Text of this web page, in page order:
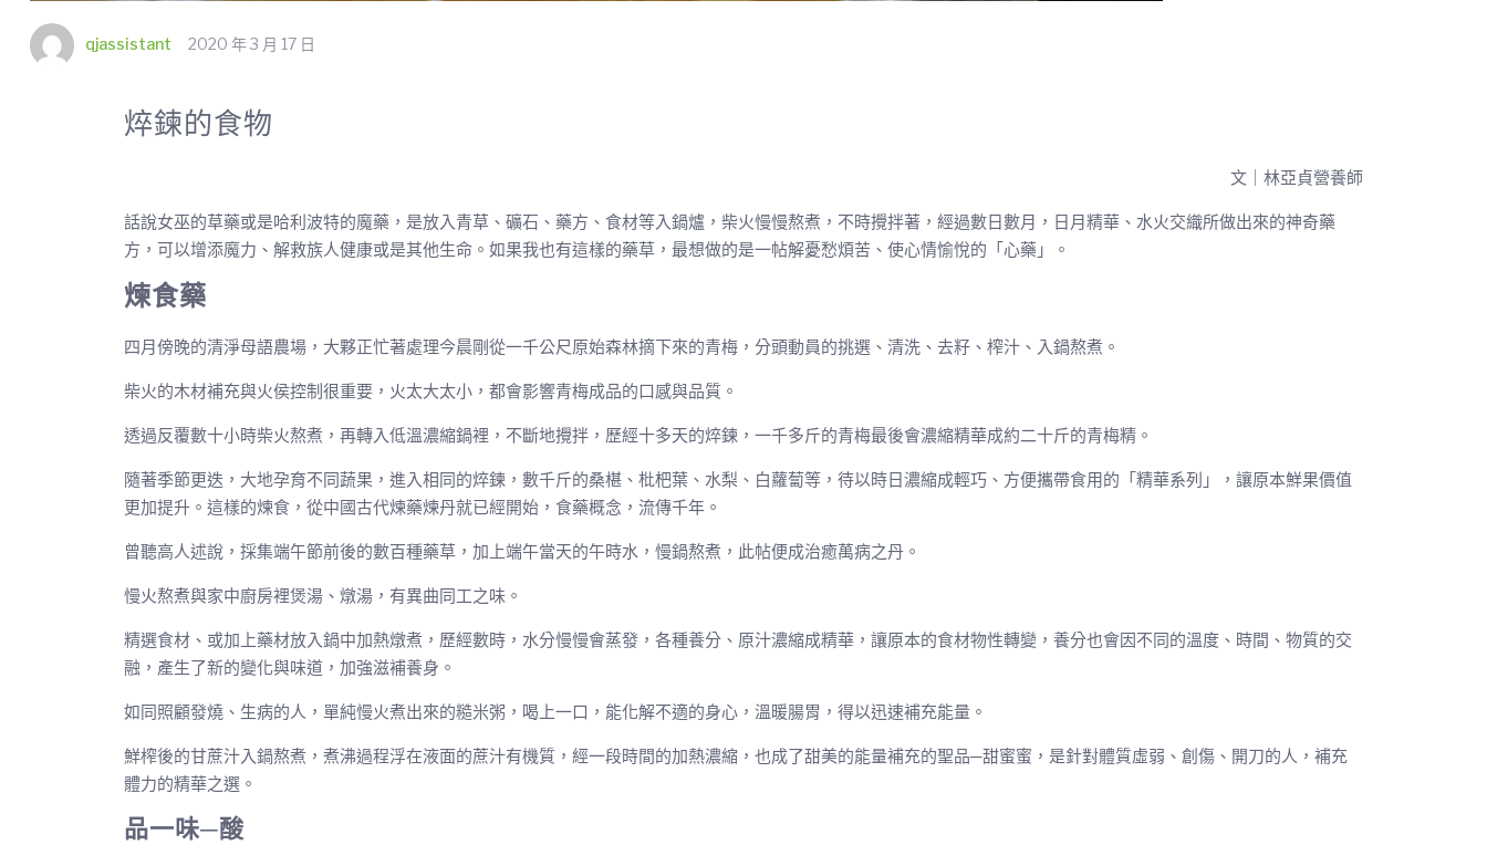
qjassistant 2020 年 3 月 17 日
焠鍊的食物
文｜林亞貞營養師
話說女巫的草藥或是哈利波特的魔藥，是放入青草、礦石、藥方、食材等入鍋爐，柴火慢慢熬煮，不時攪拌著，經過數日數月，日月精華、水火交織所做出來的神奇藥
方，可以增添魔力、解救族人健康或是其他生命。如果我也有這樣的藥草，最想做的是一帖解憂愁煩苦、使心情愉悅的「心藥」。
煉食藥
四月傍晚的清淨母語農場，大夥正忙著處理今晨剛從一千公尺原始森林摘下來的青梅，分頭動員的挑選、清洗、去籽、榨汁、入鍋熬煮。
柴火的木材補充與火侯控制很重要，火太大太小，都會影響青梅成品的口感與品質。
透過反覆數十小時柴火熬煮，再轉入低溫濃縮鍋裡，不斷地攪拌，歷經十多天的焠鍊，一千多斤的青梅最後會濃縮精華成約二十斤的青梅精。
隨著季節更迭，大地孕育不同蔬果，進入相同的焠鍊，數千斤的桑椹、枇杷葉、水梨、白蘿蔔等，待以時日濃縮成輕巧、方便攜帶食用的「精華系列」，讓原本鮮果價值
更加提升。這樣的煉食，從中國古代煉藥煉丹就已經開始，食藥概念，流傳千年。
曾聽高人述說，採集端午節前後的數百種藥草，加上端午當天的午時水，慢鍋熬煮，此帖便成治癒萬病之丹。
慢火熬煮與家中廚房裡煲湯、燉湯，有異曲同工之味。
精選食材、或加上藥材放入鍋中加熱燉煮，歷經數時，水分慢慢會蒸發，各種養分、原汁濃縮成精華，讓原本的食材物性轉變，養分也會因不同的溫度、時間、物質的交
融，產生了新的變化與味道，加強滋補養身。
如同照顧發燒、生病的人，單純慢火煮出來的糙米粥，喝上一口，能化解不適的身心，溫暖腸胃，得以迅速補充能量。
鮮榨後的甘蔗汁入鍋熬煮，煮沸過程浮在液面的蔗汁有機質，經一段時間的加熱濃縮，也成了甜美的能量補充的聖品─甜蜜蜜，是針對體質虛弱、創傷、開刀的人，補充
體力的精華之選。
品一味─酸